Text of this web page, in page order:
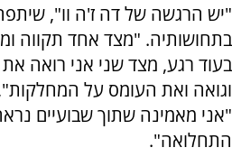
"יש הרגשה של דה ז'ה וו",
בתחושותיה. "מצד אחד תקווה
בעוד רגע, מצד שני אני רואה
וגואה ואת העומס על
"אני מאמינה שתוך שבועיים
התחלואה".